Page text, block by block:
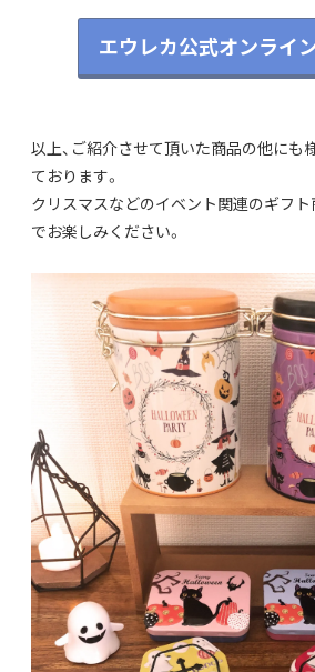
エウレカ公式オンライ
以上、ご紹介させて頂いた商品の他にも
ております。
クリスマスなどのイベント関連のギフ
でお楽しみください。